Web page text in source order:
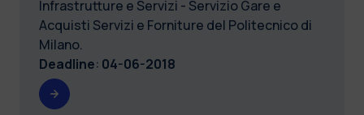
Infrastrutture e Servizi - Servizio Gare e
Acquisti Servizi e Forniture del Politecnico di
Milano.
Deadline: 04-06-2018